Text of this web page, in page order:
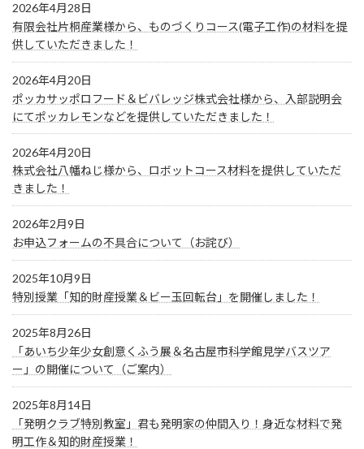
2026年4月28日
有限会社片桐産業様から、ものづくりコース(電子工作)の材料を提
供していただきました！
2026年4月20日
ポッカサッポロフード＆ビバレッジ株式会社様から、入部説明会
にてポッカレモンなどを提供していただきました！
2026年4月20日
株式会社八幡ねじ様から、ロボットコース材料を提供していただ
きました！
2026年2月9日
お申込フォームの不具合について（お詫び）
2025年10月9日
特別授業「知的財産授業＆ビー玉回転台」を開催しました！
2025年8月26日
「あいち少年少女創意くふう展＆名古屋市科学館見学バスツア
ー」の開催について（ご案内）
2025年8月14日
「発明クラブ特別教室」君も発明家の仲間入り！身近な材料で発
明工作＆知的財産授業！